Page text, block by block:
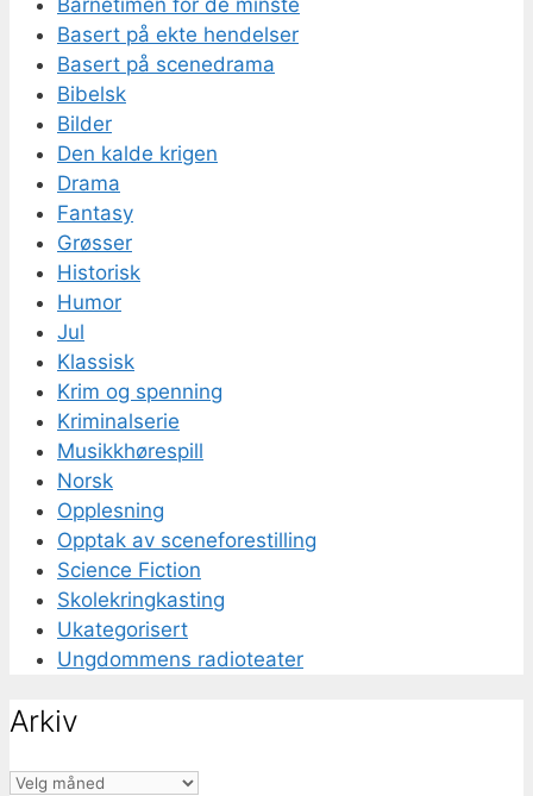
Basert på ekte hendelser
Basert på scenedrama
Bibelsk
Bilder
Den kalde krigen
Drama
Fantasy
Grøsser
Historisk
Humor
Jul
Klassisk
Krim og spenning
Kriminalserie
Musikkhørespill
Norsk
Opplesning
Opptak av sceneforestilling
Science Fiction
Skolekringkasting
Ukategorisert
Ungdommens radioteater
Arkiv
Arkiv